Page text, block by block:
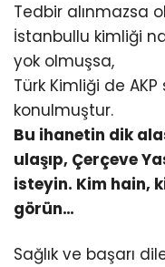
Tedbir alınmazsa
İstanbullu kimliği
yok olmuşsa,
Türk Kimliği de
konulmuştur.
Bu ihanetin dik
ulaşıp, Çerçeve
isteyin. Kim hain,
görün…
Sağlık ve başarı